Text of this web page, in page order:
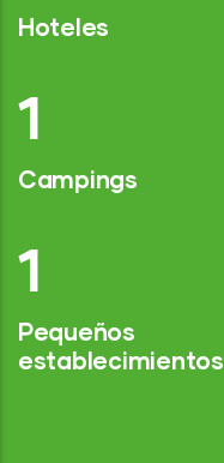
Hoteles
2
Campings
1
Pequeños
establecimientos